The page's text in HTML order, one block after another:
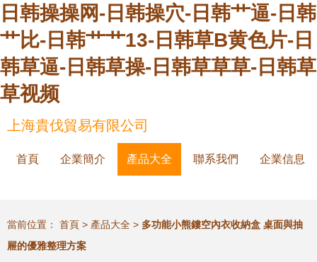
日韩操操网-日韩操穴-日韩艹逼-日韩
艹比-日韩艹艹13-日韩草B黄色片-日
韩草逼-日韩草操-日韩草草草-日韩草
草视频
上海貴伐貿易有限公司
首頁 企業簡介 產品大全 聯系我們 企業信息
當前位置： 首頁 > 產品大全 > 多功能小熊鏤空內衣收納盒 桌面與抽
屜的優雅整理方案